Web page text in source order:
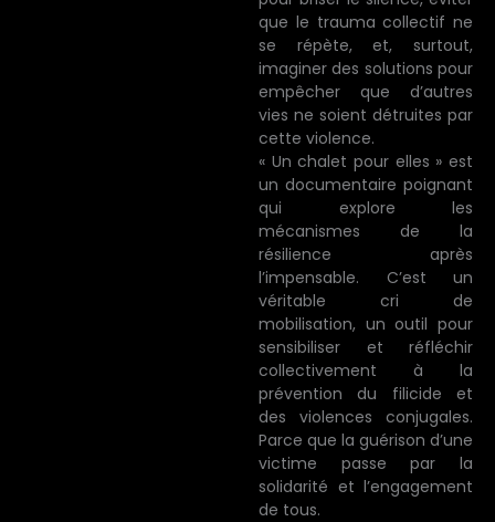
que le trauma collectif ne
se répète, et, surtout,
imaginer des solutions pour
empêcher que d’autres
vies ne soient détruites par
cette violence.
« Un chalet pour elles » est
un documentaire poignant
qui explore les
mécanismes de la
résilience après
l’impensable. C’est un
véritable cri de
mobilisation, un outil pour
sensibiliser et réfléchir
collectivement à la
prévention du filicide et
des violences conjugales.
Parce que la guérison d’une
victime passe par la
solidarité et l’engagement
de tous.